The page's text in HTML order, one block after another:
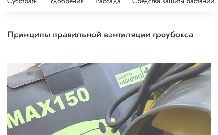
принципы правильной вентиляции гроубокса